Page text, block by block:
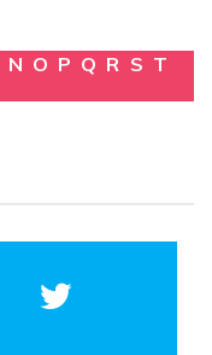
N O P Q R S T